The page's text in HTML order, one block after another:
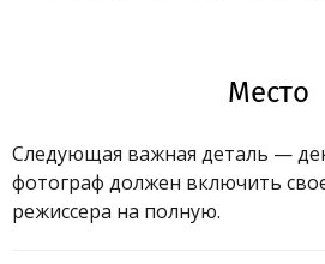
Место
Следующая важная деталь —
фотограф должен включить
режиссера на полную.